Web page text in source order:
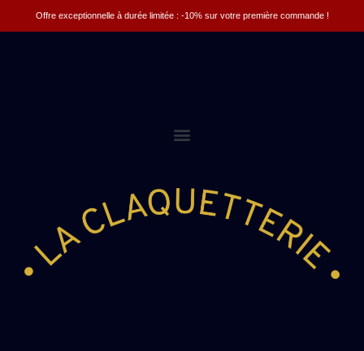
Offre exceptionnelle à durée limitée : -10% sur votre première commande !